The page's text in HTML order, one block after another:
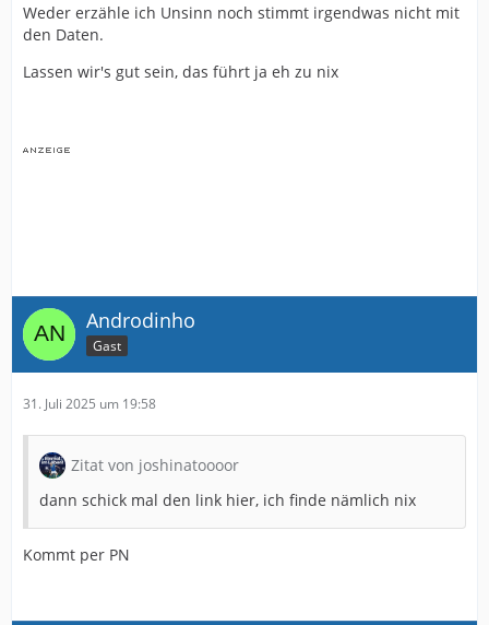
Weder erzähle ich Unsinn noch stimmt irgendwas nicht mit
den Daten.
Lassen wir's gut sein, das führt ja eh zu nix
Androdinho
Gast
31. Juli 2025 um 19:58
Zitat von joshinatoooor
dann schick mal den link hier, ich finde nämlich nix
Kommt per PN